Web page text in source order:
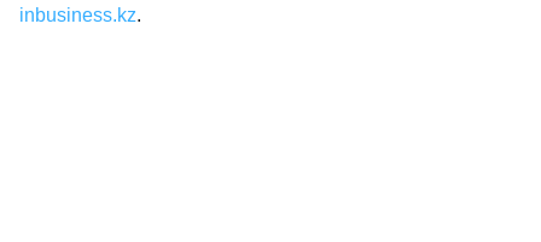
inbusiness.kz.